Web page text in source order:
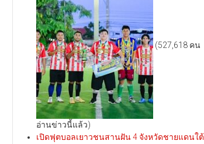
(527,618 คน
อ่านข่าวนี้แล้ว)
เปิดฟุตบอลเยาวชนสานฝัน 4 จังหวัดชายแดนใต้